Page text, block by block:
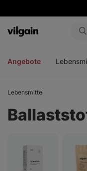
Aktin
Angebote
Lebensmittel